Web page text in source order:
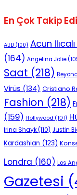
En Çok Takip
ABD (100) Acun Ilıcalı
(164) Angelina Jolie
Saat (218)
Virüs (134) Cristiano
Fashion (218)
(159) Hollywood (101)
Irina Shayk(110) Justin
Kardashian (123)
Londra (160) Los
Gazetesi